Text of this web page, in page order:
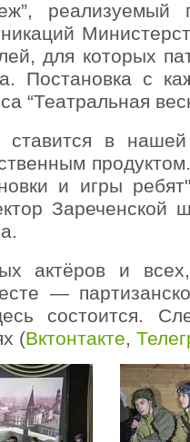
для которых
Постановка с
“Театральная
ставится в
и игры
Зареченской
актёров и
—
состоится.
(Вктонтакте,